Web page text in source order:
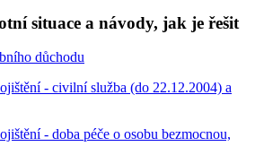
situace a návody, jak je řešit
důchodu
- civilní služba (do 22.12.2004) a
- doba péče o osobu bezmocnou,